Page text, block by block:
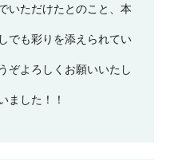
いただけたとのこと、本
でも彩りを添えられてい
ぞよろしくお願いいたし
ました！！